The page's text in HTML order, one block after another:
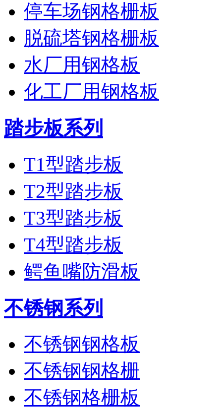
停车场钢格栅板
脱硫塔钢格栅板
水厂用钢格板
化工厂用钢格板
踏步板系列
T1型踏步板
T2型踏步板
T3型踏步板
T4型踏步板
鳄鱼嘴防滑板
不锈钢系列
不锈钢钢格板
不锈钢钢格栅
不锈钢格栅板